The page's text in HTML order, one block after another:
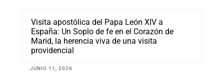
Visita apostólica del Papa León XIV a
España: Un Soplo de fe en el Corazón de
Marid, la herencia viva de una visita
providencial
JUNIO 11, 2026